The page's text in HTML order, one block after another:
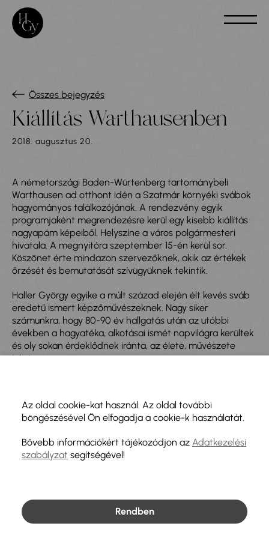
Összes bejegyzés
Kiállítás Warthausenben
2018. augusztus 20.
A németországi Baden-Würtenberg tartománybeli
Warthausen ad otthont idén a Szatmár környéki svábok
hagyományos találkozójának. A rendezvény egyik
programjaként megrendezésre kerül egy kisebb kiállítás
nagyapám képeiből. Helyszíne a város polgármesteri
hivatala. A megnyitóra szeptember 15-én kerül sor.
Köszönet érte mindazon szervezőknek, akik az értékek
őrzését és bemutatását szívügyüknek tekintik.
Haller György egyike a múlt század elején élt kevés sváb
eredetű ismert képzőművészeknek. Nagy siker
számunkra, hogy 80-90 év hallgatás után az utóbbi
években a hagyatéka, alkotásai ismét napvilágra kerültek
és oly sokan érdeklődnek iránta, az élete, művészete
iránt.
készült alkotásokból.
Az oldal cookie-kat használ. Az oldal további
böngészésével Ön elfogadja a cookie-k használatát.
Bővebb információkért tájékozódjon az Adatkezelési
szabályzat segítségével!
Rendben